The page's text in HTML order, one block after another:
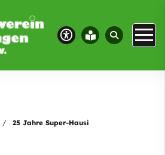
25 Jahre Super-Hausi